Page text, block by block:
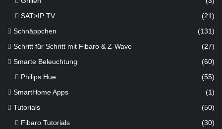
SAT>IP TV
(21)
Schnäppchen (131)
Schritt für Schritt mit Fibaro & Z-Wave (27)
Smarte Beleuchtung (60)
Philips Hue (55)
SmartHome Apps (1)
Tutorials (50)
Fibaro Tutorials
(30)